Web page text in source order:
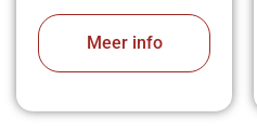
Meer info